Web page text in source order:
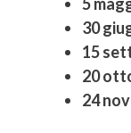
30
15
20
24